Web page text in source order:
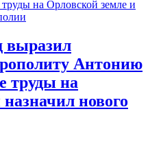
Антонию
труды на
нового